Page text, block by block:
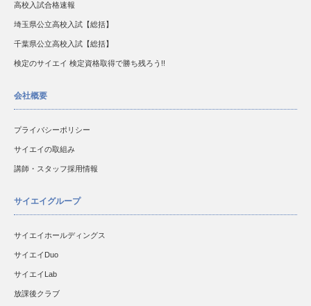
高校入試合格速報
埼玉県公立高校入試【総括】
千葉県公立高校入試【総括】
検定のサイエイ 検定資格取得で勝ち残ろう!!
会社概要
プライバシーポリシー
サイエイの取組み
講師・スタッフ採用情報
サイエイグループ
サイエイホールディングス
サイエイDuo
サイエイLab
放課後クラブ